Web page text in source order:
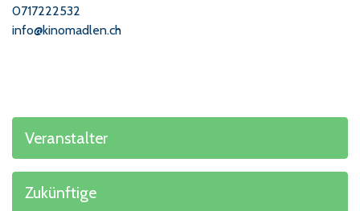
0717222532
info@kinomadlen.ch
Veranstalter
Zukünftige